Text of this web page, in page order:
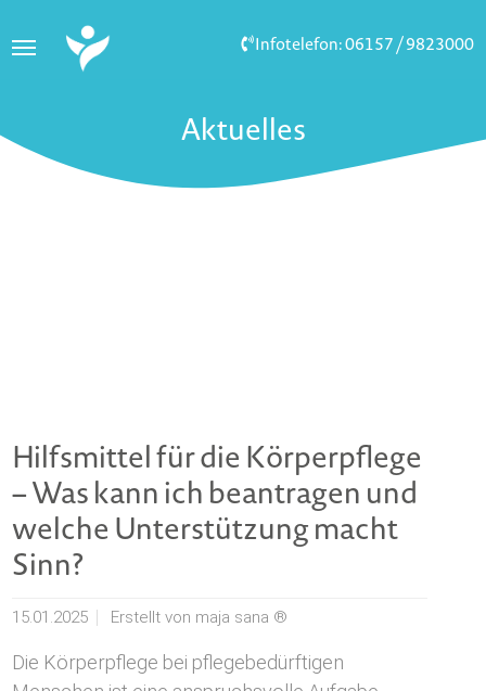
Infotelefon: 06157 / 9823000
Aktuelles
Hilfsmittel für die Körperpflege
– Was kann ich beantragen und
welche Unterstützung macht
Sinn?
15.01.2025 Erstellt von maja sana ®
Die Körperpflege bei pflegebedürftigen